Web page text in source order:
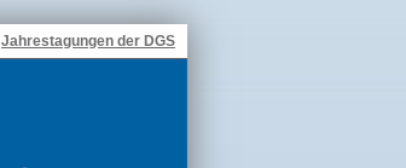
Jahrestagungen der DGS